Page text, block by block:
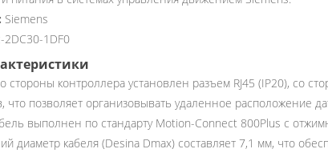
Siemens
2DC30-1DF0
стороны контроллера установлен разъем RJ45 (IP20), со
что позволяет организовывать удаленное расположение
выполнен по стандарту Motion-Connect 800Plus с
диаметр кабеля (Desina Dmax) составляет 7,1 мм, что